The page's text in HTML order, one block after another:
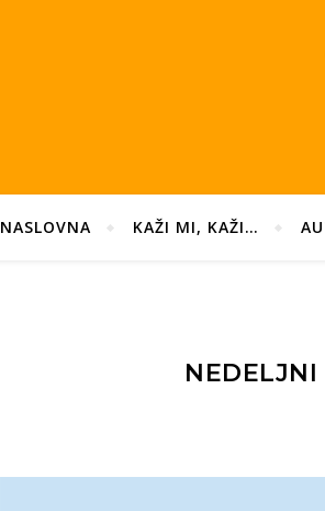
NASLOVNA KAŽI MI, KAŽI…
NEDELJNI